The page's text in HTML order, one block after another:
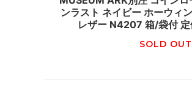
ンラスト ネイビー ホーウィ
レザー N4207 箱/袋付
SOLD OUT